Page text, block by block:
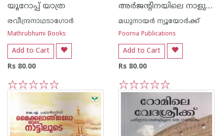
യൂറോപ്പ് യാത്ര
രവീന്ദ്രനാഥടാഗോര്‍
Mathrubhumi Books
Add to Cart
Rs 80.00
5
4
3
2
1
അര്‍ജന്റിനയിലെ നാളുകള്‍
മധുനായര്‍ ന്യൂയോര്‍ക്ക്
Poorna Publications
Add to Cart
Rs 80.00
5
4
3
2
1